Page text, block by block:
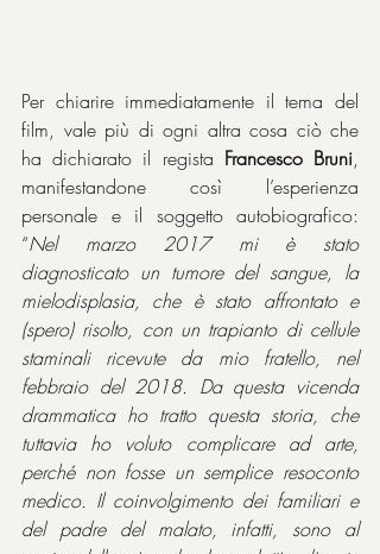
Per chiarire immediatamente il tema del
film, vale più di ogni altra cosa ciò che
ha dichiarato il regista Francesco Bruni,
manifestandone così l’esperienza
personale e il soggetto autobiografico:
“Nel marzo 2017 mi è stato
diagnosticato un tumore del sangue, la
mielodisplasia, che è stato affrontato e
(spero) risolto, con un trapianto di cellule
staminali ricevute da mio fratello, nel
febbraio del 2018. Da questa vicenda
drammatica ho tratto questa storia, che
tuttavia ho voluto complicare ad arte,
perché non fosse un semplice resoconto
medico. Il coinvolgimento dei familiari e
del padre del malato, infatti, sono al